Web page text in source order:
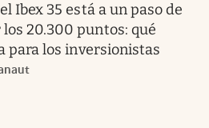
Ibex 35 está a un paso de
20.300 puntos: qué
para los inversionistas